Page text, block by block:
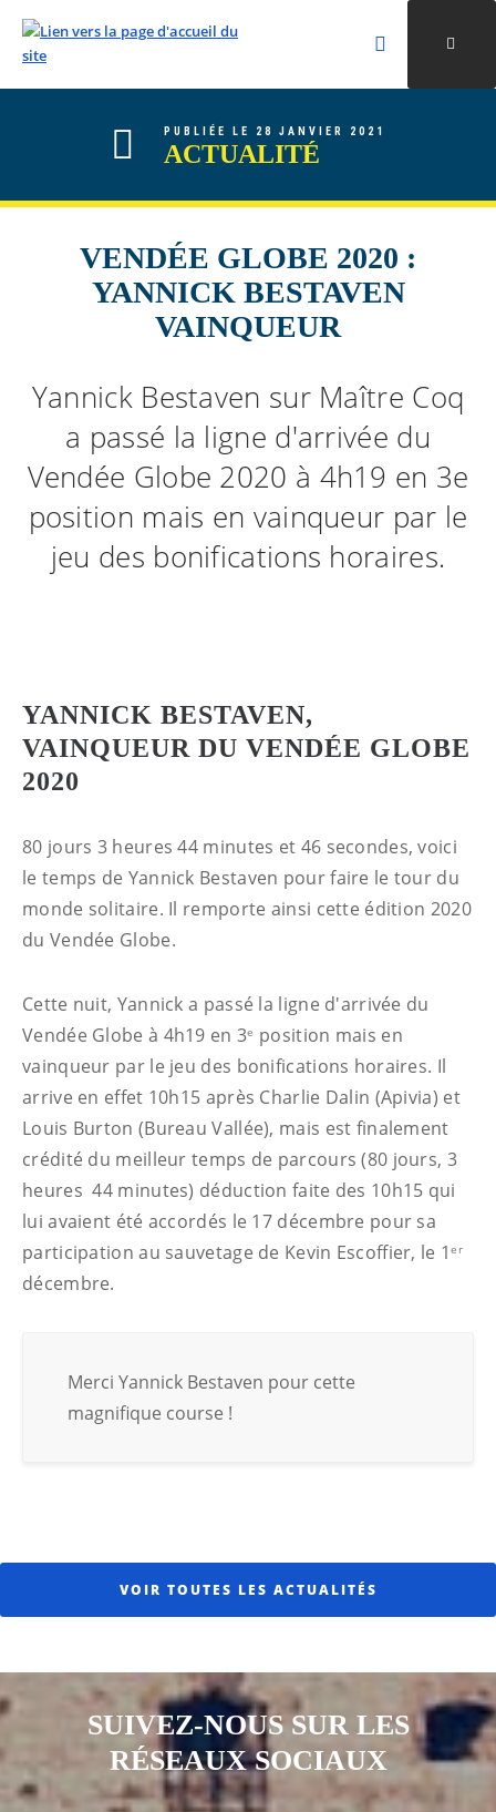
ALLER AU CONTENU
ALLER AU MENU
ALLER À LA RECHERCHE
Rechercher
Valider la
PUBLIÉE LE 28 JANVIER 2021
ACTUALITÉ
VENDÉE GLOBE 2020 :
YANNICK BESTAVEN
VAINQUEUR
Yannick Bestaven sur Maître Coq
a passé la ligne d'arrivée du
Vendée Globe 2020 à 4h19 en 3e
position mais en vainqueur par le
jeu des bonifications horaires.
YANNICK BESTAVEN,
VAINQUEUR DU VENDÉE GLOBE
2020
80 jours 3 heures 44 minutes et 46 secondes, voici
le temps de Yannick Bestaven pour faire le tour du
monde solitaire. Il remporte ainsi cette édition 2020
du Vendée Globe.
Cette nuit, Yannick a passé la ligne d'arrivée du
Vendée Globe à 4h19 en 3e position mais en
vainqueur par le jeu des bonifications horaires. Il
arrive en effet 10h15 après Charlie Dalin (Apivia) et
Louis Burton (Bureau Vallée), mais est finalement
crédité du meilleur temps de parcours (80 jours, 3
heures 44 minutes) déduction faite des 10h15 qui
lui avaient été accordés le 17 décembre pour sa
participation au sauvetage de Kevin Escoffier, le 1er
décembre.
Merci Yannick Bestaven pour cette
magnifique course !
VOIR TOUTES LES ACTUALITÉS
SUIVEZ-NOUS SUR LES
RÉSEAUX SOCIAUX